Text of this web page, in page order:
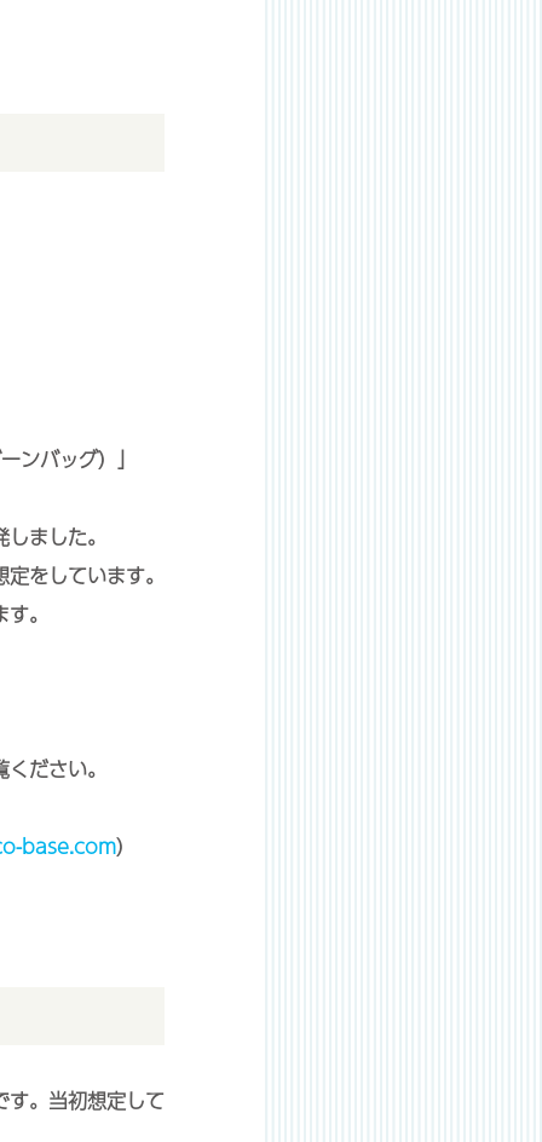
ンバッグ）」
ました。
をしています。
。
ださい。
base.com）
す。当初想定して